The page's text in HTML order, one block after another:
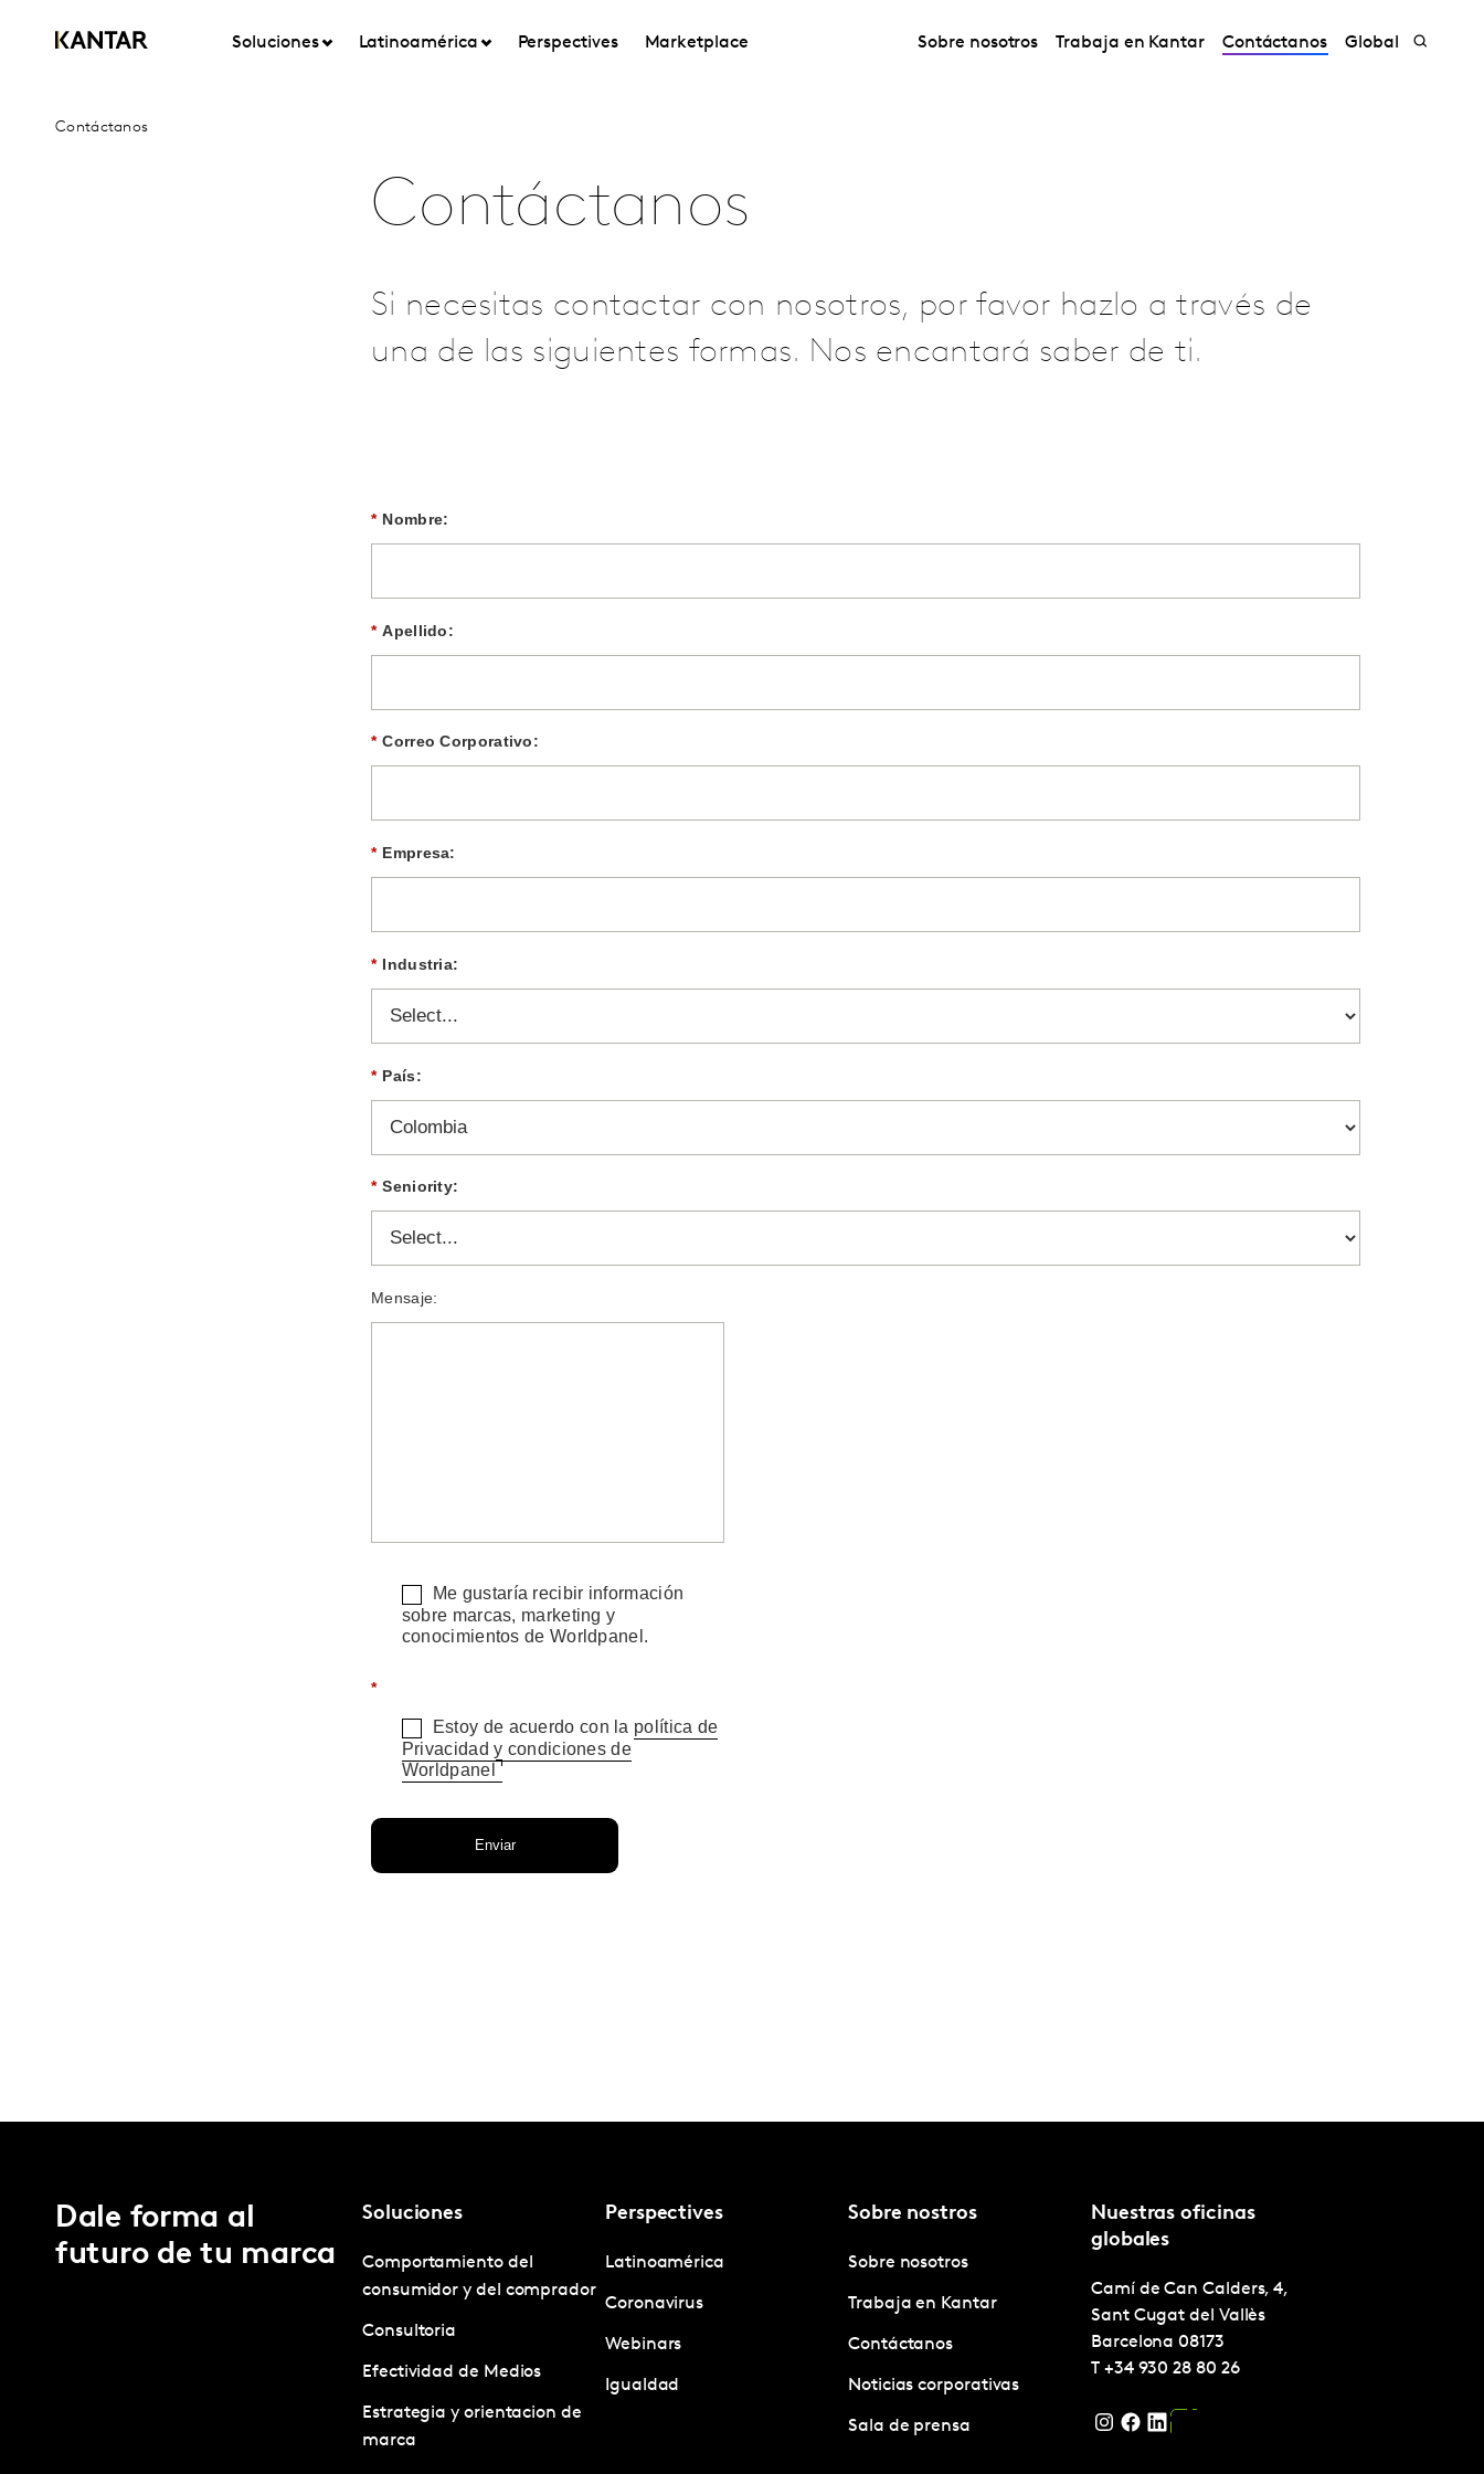
Soluciones Latinoamérica Perspectives Marketplace Sobre nosotros Trabaja en Kantar Contáctanos Global
Contáctanos
Contáctanos
Si necesitas contactar con nosotros, por favor hazlo a través de
una de las siguientes formas. Nos encantará saber de ti.
* Nombre:
* Apellido:
* Correo Corporativo:
* Empresa:
* Industria:
* País:
* Seniority:
Mensaje:
Me gustaría recibir información
sobre marcas, marketing y
conocimientos de Worldpanel.
*
Estoy de acuerdo con la política de
Privacidad y condiciones de
Worldpanel
Enviar
Dale forma al
futuro de tu marca
Soluciones
Comportamiento del
consumidor y del comprador
Consultoria
Efectividad de Medios
Estrategia y orientacion de
marca
Perspectives
Latinoamérica
Coronavirus
Webinars
Igualdad
Sobre nostros
Sobre nosotros
Trabaja en Kantar
Contáctanos
Noticias corporativas
Sala de prensa
Nuestras oficinas
globales
Camí de Can Calders, 4,
Sant Cugat del Vallès
Barcelona 08173
T +34 930 28 80 26